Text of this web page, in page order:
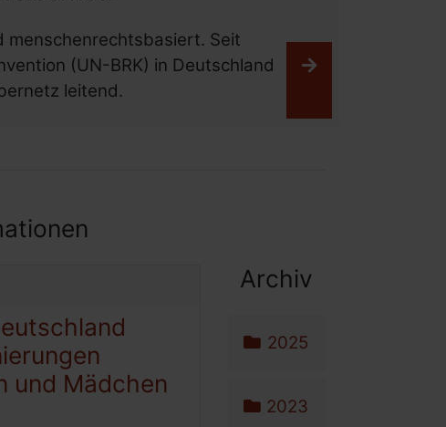
menschenrechtsbasiert. Seit
(UN-BRK) in Deutschland
leitend.
Weiterlesen
und Mädchen
Archiv
2025
2023